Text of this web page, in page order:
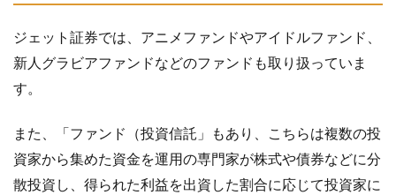
ジェット証券では、アニメファンドやアイドルファンド、
新人グラビアファンドなどのファンドも取り扱っていま
す。
また、「ファンド（投資信託」もあり、こちらは複数の投
資家から集めた資金を運用の専門家が株式や債券などに分
散投資し、得られた利益を出資した割合に応じて投資家に